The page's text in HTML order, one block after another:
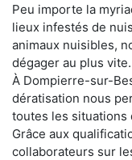
Peu importe la
lieux infestés de
animaux nuisibles,
dégager au plus vite.
À Dompierre-sur-
dératisation nous
toutes les situations
Grâce aux
collaborateurs sur